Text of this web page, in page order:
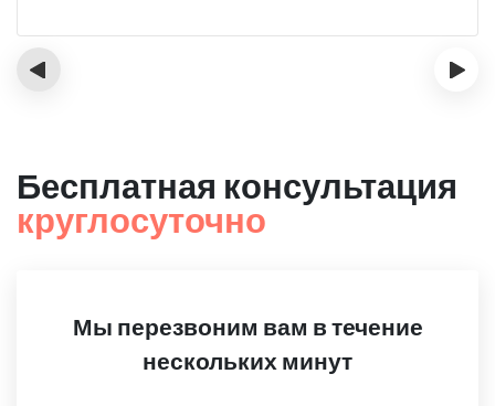
‹ ›
Бесплатная консультация
круглосуточно
Мы перезвоним вам в течение
нескольких минут